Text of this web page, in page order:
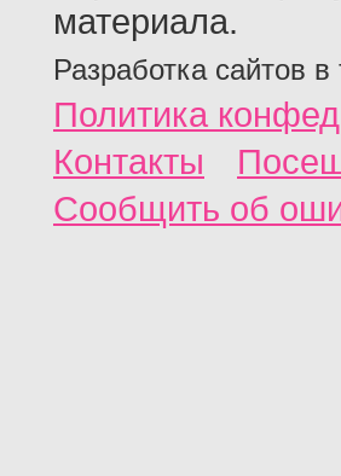
материала.
Разработка сайтов в
Политика
Контакты
Сообщить об